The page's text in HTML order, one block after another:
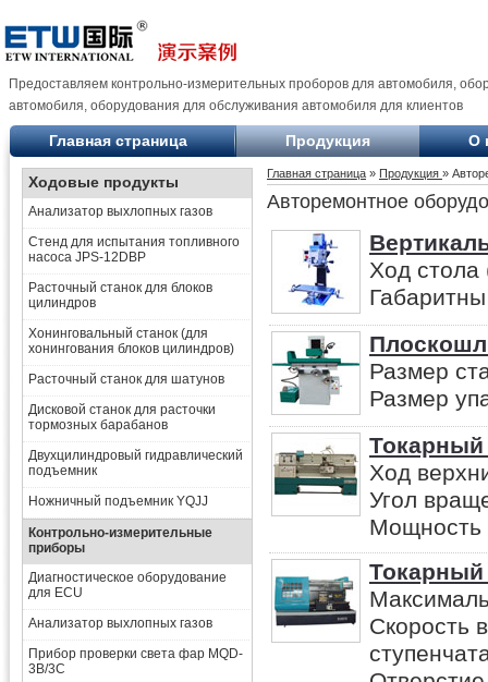
Предоставляем контрольно-измерительных проборов для автомобиля,
автомобиля, оборудования для обслуживания автомобиля для клиентов
Главная страница Продукция О
Ходовые продукты
Анализатор выхлопных газов
Стенд для испытания топливного
насоса JPS-12DBP
Расточный станок для блоков
цилиндров
Хонинговальный станок (для
хонингования блоков цилиндров)
Расточный станок для шатунов
Дисковой станок для расточки
тормозных барабанов
Двухцилиндровый гидравлический
подъемник
Ножничный подъемник YQJJ
Контрольно-измерительные
приборы
Диагностическое оборудование
для ECU
Анализатор выхлопных газов
Прибор проверки света фар MQD-
3B/3C
Главная страница » Продукция »
Авторемонтное
Ход
Размер
Размер
Токарный
Ход
Угол
Мощность
Токарный
Скорость